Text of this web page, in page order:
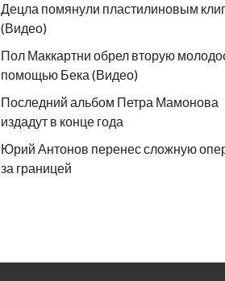
Децла помянули пластилиновым
(Видео)
Пол Маккартни обрел вторую
помощью Бека (Видео)
Последний альбом Петра Мамонова
издадут в конце года
Юрий Антонов перенес сложную
за границей